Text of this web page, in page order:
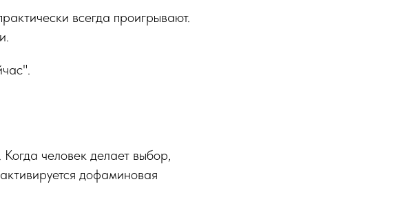
всегда проигрывают.
человек делает выбор,
дофаминовая